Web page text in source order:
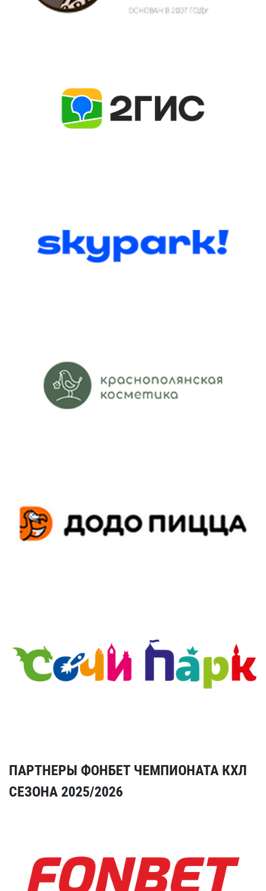
ПАРТНЕРЫ ФОНБЕТ ЧЕМПИОНАТА КХЛ
СЕЗОНА 2025/2026